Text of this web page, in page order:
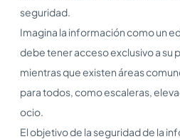
seguridad.
Imagina la información como un
debe tener acceso exclusivo a su
mientras que existen áreas
para todos, como escaleras,
ocio.
El objetivo de la seguridad de la